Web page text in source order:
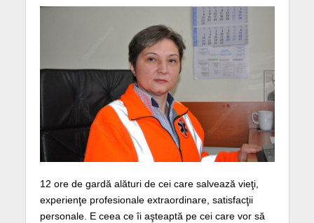
12 ore de gardă alături de cei care salvează vieţi,
experienţe profesionale extraordinare, satisfacţii
personale. E ceea ce îi aşteaptă pe cei care vor să